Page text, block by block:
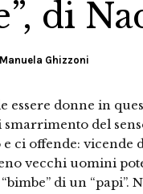
di
Manuela Ghizzoni
essere donne in
smarrimento del
ci offende: vicende
vecchi uomini
di un “papi”.